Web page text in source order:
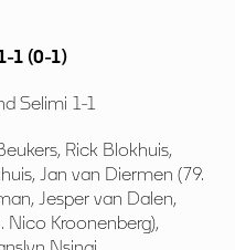
1 (0-1)
Selimi 1-1
Rick Blokhuis,
Jan van Diermen (79.
Jesper van Dalen,
Nico Kroonenberg),